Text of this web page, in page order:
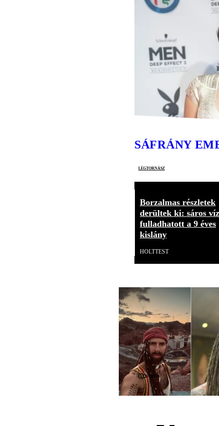
SÁFRÁNY
légtornász
Borzalmas részletek
derültek ki: sáros
fulladhatott a 9 éves
kislány
HOLTTEST
Videó